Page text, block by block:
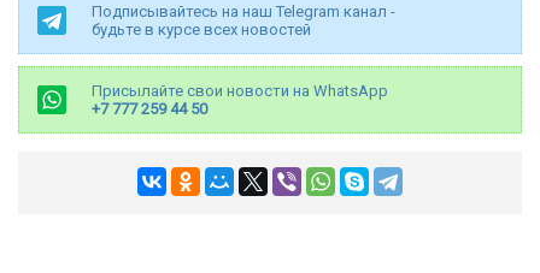
Подписывайтесь на наш Telegram канал -
будьте в курсе всех новостей
Присылайте свои новости на WhatsApp
+7 777 259 44 50